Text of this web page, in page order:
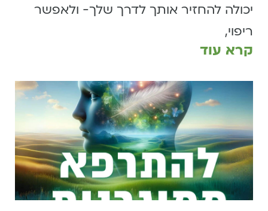
יכולה להחזיר אותך לדרך שלך- ולאפשר
ריפוי,
קרא עוד